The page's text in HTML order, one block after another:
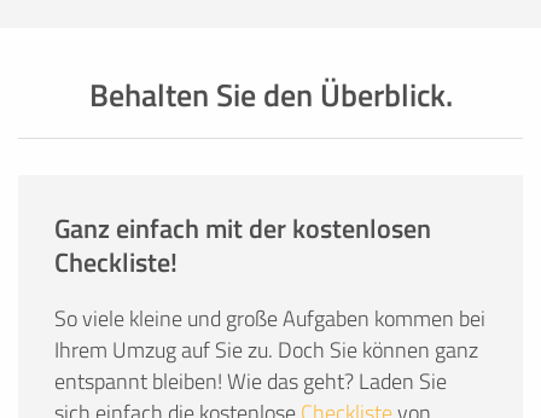
Behalten Sie den Überblick.
Ganz einfach mit der kostenlosen
Checkliste!
So viele kleine und große Aufgaben kommen bei
Ihrem Umzug auf Sie zu. Doch Sie können ganz
entspannt bleiben! Wie das geht? Laden Sie